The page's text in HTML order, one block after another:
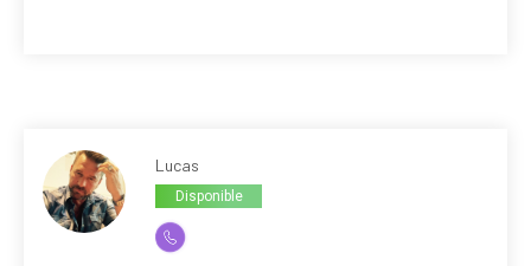
Lucas
Disponible